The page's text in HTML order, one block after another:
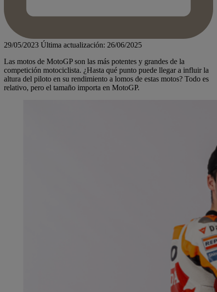
29/05/2023 Última actualización: 26/06/2025
Las motos de MotoGP son las más potentes y grandes de la
competición motociclista. ¿Hasta qué punto puede llegar a influir la
altura del piloto en su rendimiento a lomos de estas motos? Todo es
relativo, pero el tamaño importa en MotoGP.